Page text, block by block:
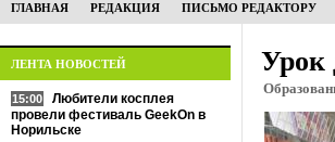
ГЛАВНАЯ РЕДАКЦИЯ ПИСЬМО РЕДАКТОРУ
ЛЕНТА НОВОСТЕЙ
15:00
Любители косплея
провели фестиваль GeekOn в
Норильске
Урок